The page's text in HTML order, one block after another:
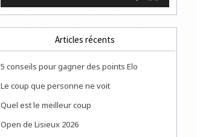
Articles récents
5 conseils pour gagner des points Elo
Le coup que personne ne voit
Quel est le meilleur coup
Open de Lisieux 2026